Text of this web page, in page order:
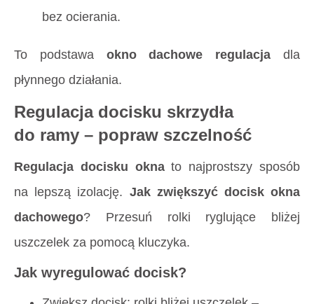
bez ocierania.
To podstawa okno dachowe regulacja dla
płynnego działania.
Regulacja docisku skrzydła
do ramy – popraw szczelność
Regulacja docisku oknato najprostszy sposób
na lepszą izolację. Jak zwiększyć docisk okna
dachowego? Przesuń rolki ryglujące bliżej
uszczelek za pomocą kluczyka.
Jak wyregulować docisk?